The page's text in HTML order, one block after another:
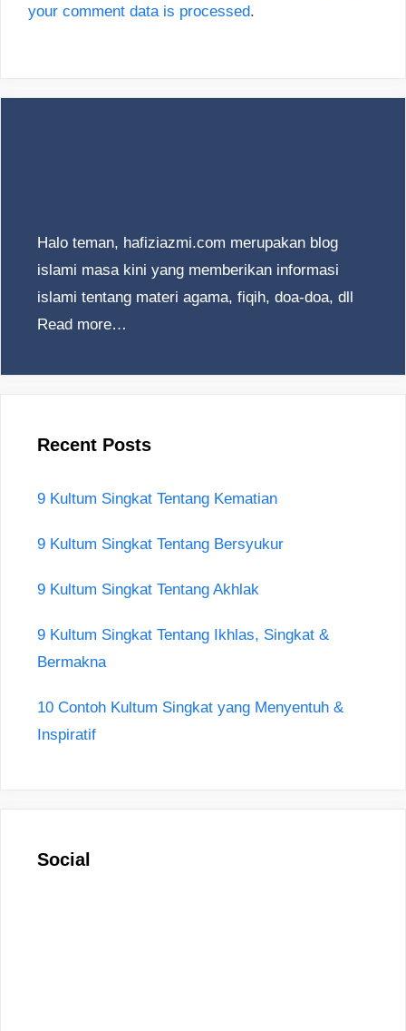
your comment data is processed.
Halo teman, hafiziazmi.com merupakan blog
islami masa kini yang memberikan informasi
islami tentang materi agama, fiqih, doa-doa, dll
Read more…
Recent Posts
9 Kultum Singkat Tentang Kematian
9 Kultum Singkat Tentang Bersyukur
9 Kultum Singkat Tentang Akhlak
9 Kultum Singkat Tentang Ikhlas, Singkat &
Bermakna
10 Contoh Kultum Singkat yang Menyentuh &
Inspiratif
Social